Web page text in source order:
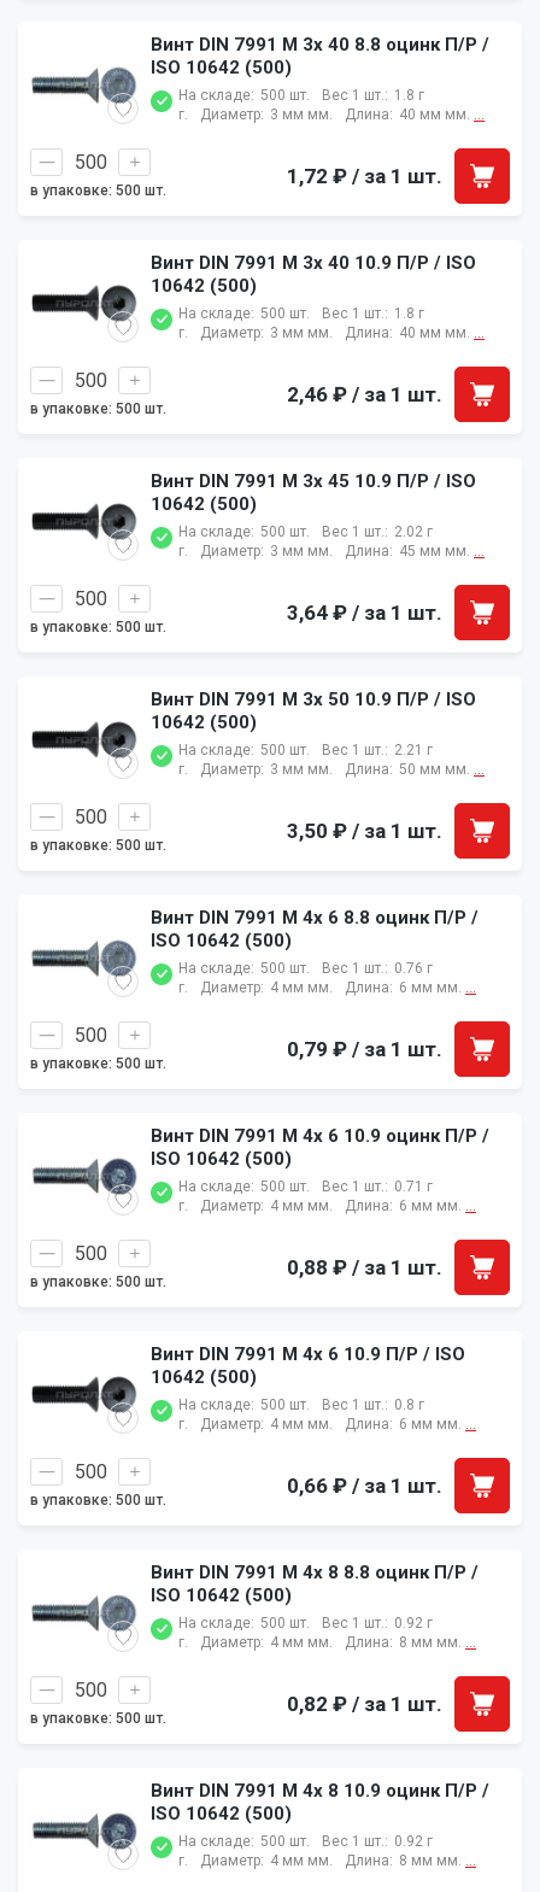
Винт DIN 7991 M 3x 40 8.8 оцинк П/Р /
ISO 10642 (500)
На складе: 500 шт. Вес 1 шт.: 1.8 г
г.
Диаметр: 3 мм мм. Длина: 40 мм мм. ...
в упаковке: 500 шт.
1,72 ₽ / за 1 шт.
Винт DIN 7991 M 3x 40 10.9 П/Р / ISO
10642 (500)
На складе: 500 шт. Вес 1 шт.: 1.8 г
г.
Диаметр: 3 мм мм. Длина: 40 мм мм. ...
в упаковке: 500 шт.
2,46 ₽ / за 1 шт.
Винт DIN 7991 M 3x 45 10.9 П/Р / ISO
10642 (500)
На складе: 500 шт. Вес 1 шт.: 2.02 г
г.
Диаметр: 3 мм мм. Длина: 45 мм мм. ...
в упаковке: 500 шт.
3,64 ₽ / за 1 шт.
Винт DIN 7991 M 3x 50 10.9 П/Р / ISO
10642 (500)
На складе: 500 шт. Вес 1 шт.: 2.21 г
г.
Диаметр: 3 мм мм. Длина: 50 мм мм. ...
в упаковке: 500 шт.
3,50 ₽ / за 1 шт.
Винт DIN 7991 M 4x 6 8.8 оцинк П/Р /
ISO 10642 (500)
На складе: 500 шт. Вес 1 шт.: 0.76 г
г.
Диаметр: 4 мм мм. Длина: 6 мм мм. ...
в упаковке: 500 шт.
0,79 ₽ / за 1 шт.
Винт DIN 7991 M 4x 6 10.9 оцинк П/Р /
ISO 10642 (500)
На складе: 500 шт. Вес 1 шт.: 0.71 г
г.
Диаметр: 4 мм мм. Длина: 6 мм мм. ...
в упаковке: 500 шт.
0,88 ₽ / за 1 шт.
Винт DIN 7991 M 4x 6 10.9 П/Р / ISO
10642 (500)
На складе: 500 шт. Вес 1 шт.: 0.8 г
г.
Диаметр: 4 мм мм. Длина: 6 мм мм. ...
в упаковке: 500 шт.
0,66 ₽ / за 1 шт.
Винт DIN 7991 M 4x 8 8.8 оцинк П/Р /
ISO 10642 (500)
На складе: 500 шт. Вес 1 шт.: 0.92 г
г.
Диаметр: 4 мм мм. Длина: 8 мм мм. ...
в упаковке: 500 шт.
0,82 ₽ / за 1 шт.
Винт DIN 7991 M 4x 8 10.9 оцинк П/Р /
ISO 10642 (500)
На складе: 500 шт. Вес 1 шт.: 0.92 г
г.
Диаметр: 4 мм мм. Длина: 8 мм мм. ...